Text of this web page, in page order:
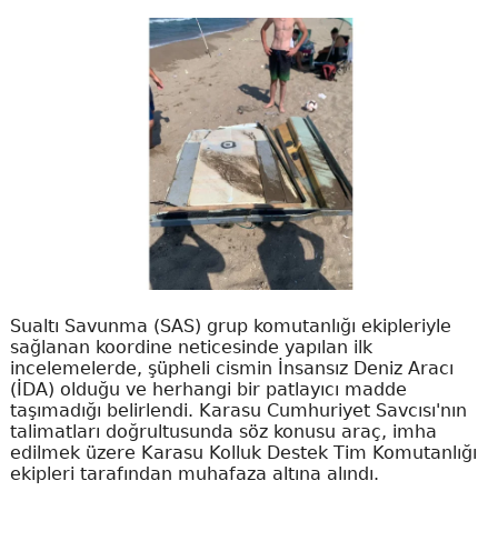
Sualtı Savunma (SAS) grup komutanlığı ekipleriyle
sağlanan koordine neticesinde yapılan ilk
incelemelerde, şüpheli cismin İnsansız Deniz Aracı
(İDA) olduğu ve herhangi bir patlayıcı madde
taşımadığı belirlendi. Karasu Cumhuriyet Savcısı'nın
talimatları doğrultusunda söz konusu araç, imha
edilmek üzere Karasu Kolluk Destek Tim Komutanlığı
ekipleri tarafından muhafaza altına alındı.